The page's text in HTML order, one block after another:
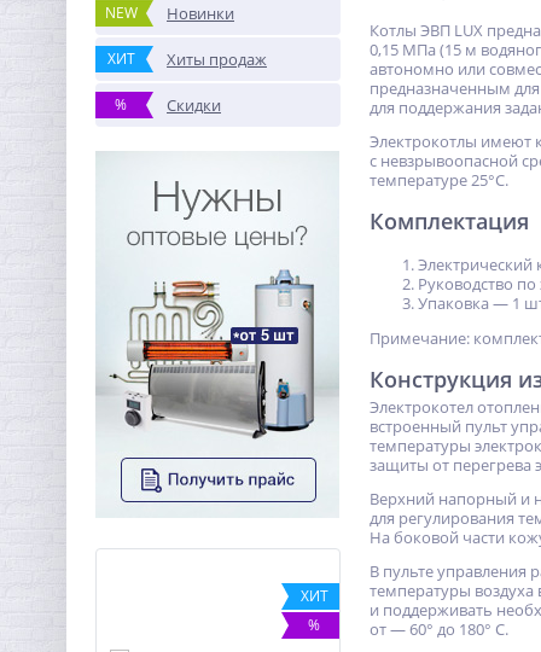
NEW Новинки
ХИТ Хиты продаж
% Скидки
%
Котлы ЭВП LUX
0,15 МПа (15 м
автономно или
предназначенным
для поддержания
Электрокотлы имеют
с невзрывоопасной
температуре 25°С.
Комплектация
Электрический
Руководство
Упаковка — 1
Примечание:
Конструкция
Элeктрoкoтeл
встроенный пульт
температуры
защиты от перегрева
Верхний напорный и
для регулирования
На боковой части
В пульте управления
температуры
и поддерживать
от — 60° до 180° C.